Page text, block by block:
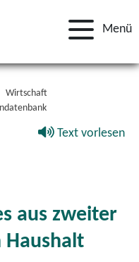
Menü
Wirtschaft
Text vorlesen
aus zweiter
Haushalt